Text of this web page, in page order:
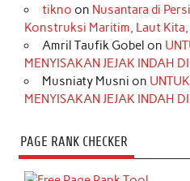
tikno on Nusantara di
Konstruksi Maritim, Laut Kita,
Amril Taufik Gobel on
MENYISAKAN JEJAK INDAH
Musniaty Musni on
MENYISAKAN JEJAK INDAH
PAGE RANK CHECKER